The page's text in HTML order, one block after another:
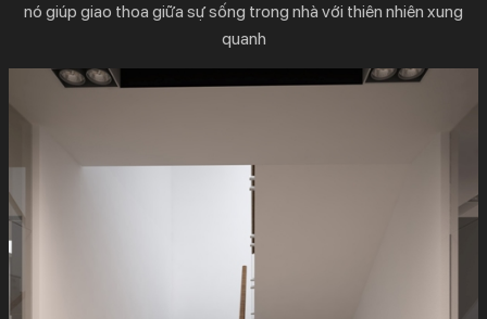
nó giúp giao thoa giữa sự sống trong nhà với thiên nhiên xung
quanh